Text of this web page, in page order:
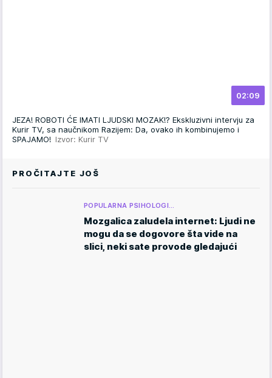
02:09
JEZA! ROBOTI ĆE IMATI LJUDSKI MOZAK!? Ekskluzivni intervju za
Kurir TV, sa naučnikom Razijem: Da, ovako ih kombinujemo i
SPAJAMO! Izvor: Kurir TV
PROČITAJTE JOŠ
POPULARNA PSIHOLOGI…
Mozgalica zaludela internet: Ljudi ne
mogu da se dogovore šta vide na
slici, neki sate provode gledajući